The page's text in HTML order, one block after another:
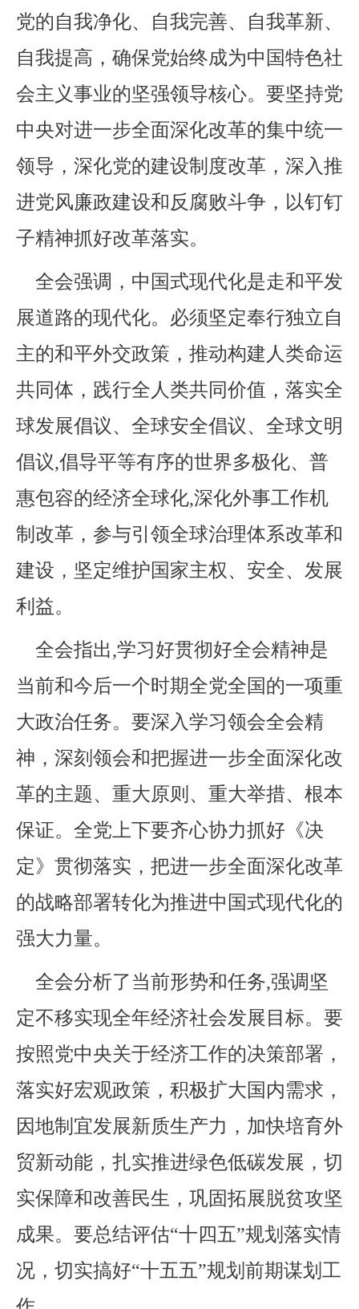
党的自我净化、自我完善、自我革新、
自我提高，确保党始终成为中国特色社
会主义事业的坚强领导核心。要坚持党
中央对进一步全面深化改革的集中统一
领导，深化党的建设制度改革，深入推
进党风廉政建设和反腐败斗争，以钉钉
子精神抓好改革落实。
全会强调，中国式现代化是走和平发
展道路的现代化。必须坚定奉行独立自
主的和平外交政策，推动构建人类命运
共同体，践行全人类共同价值，落实全
球发展倡议、全球安全倡议、全球文明
倡议,倡导平等有序的世界多极化、普
惠包容的经济全球化,深化外事工作机
制改革，参与引领全球治理体系改革和
建设，坚定维护国家主权、安全、发展
利益。
全会指出,学习好贯彻好全会精神是
当前和今后一个时期全党全国的一项重
大政治任务。要深入学习领会全会精
神，深刻领会和把握进一步全面深化改
革的主题、重大原则、重大举措、根本
保证。全党上下要齐心协力抓好《决
定》贯彻落实，把进一步全面深化改革
的战略部署转化为推进中国式现代化的
强大力量。
全会分析了当前形势和任务,强调坚
定不移实现全年经济社会发展目标。要
按照党中央关于经济工作的决策部署，
落实好宏观政策，积极扩大国内需求，
因地制宜发展新质生产力，加快培育外
贸新动能，扎实推进绿色低碳发展，切
实保障和改善民生，巩固拓展脱贫攻坚
成果。要总结评估“十四五”规划落实情
况，切实搞好“十五五”规划前期谋划工